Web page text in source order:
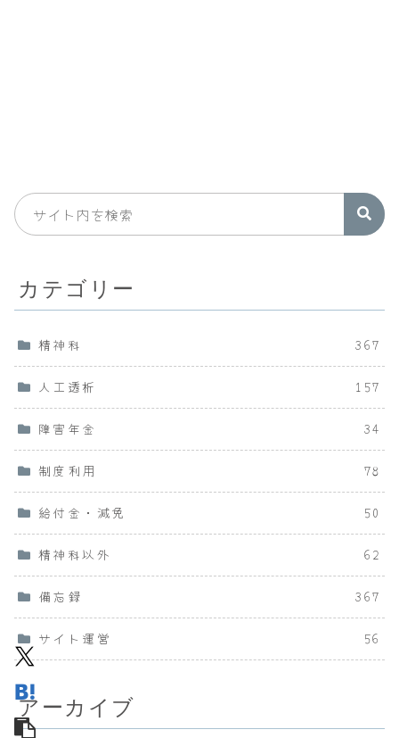
カテゴリー
精神科 367
人工透析 157
障害年金 34
制度利用 78
給付金・減免 50
精神科以外 62
備忘録 367
サイト運営 56
アーカイブ